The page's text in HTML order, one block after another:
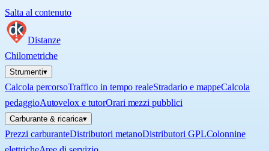
Salta al contenuto
Distanze
Chilometriche
Strumenti▾
Calcola percorsoTraffico in tempo realeStradario e mappeCalcola
pedaggioAutovelox e tutorOrari mezzi pubblici
Carburante & ricarica▾
Prezzi carburanteDistributori metanoDistributori GPLColonnine